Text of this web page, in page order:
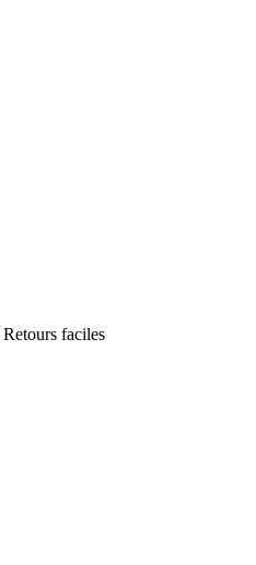
Retours faciles